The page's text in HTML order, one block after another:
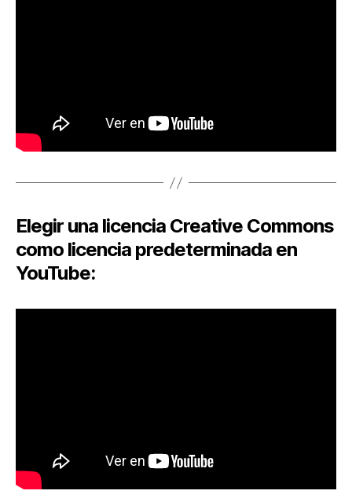
Elegir una licencia Creative Commons
como licencia predeterminada en
YouTube: